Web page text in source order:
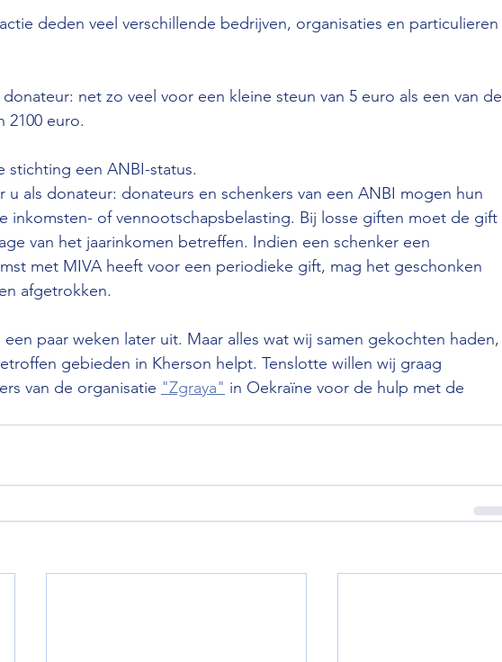
deden veel verschillende bedrijven, organisaties en particulieren
net zo veel voor een kleine steun van 5 euro als een van de
2100 euro.
stichting een ANBI-status.
als donateur: donateurs en schenkers van een ANBI mogen hun
inkomsten- of vennootschapsbelasting. Bij losse giften moet de gift
van het jaarinkomen betreffen. Indien een schenker een
met MIVA heeft voor een periodieke gift, mag het geschonken
afgetrokken.
paar weken later uit. Maar alles wat wij samen gekochten haden,
gebieden in Kherson helpt. Tenslotte willen wij graag
van de organisatie "Zgraya" in Oekraïne voor de hulp met de